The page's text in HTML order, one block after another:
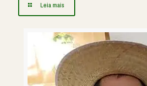
Leia mais